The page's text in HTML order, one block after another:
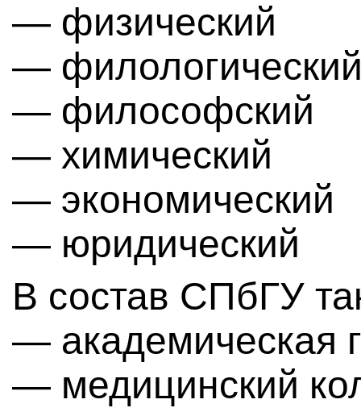
— физический
—
— философский
— химический
— экономический
— юридический
В состав СПбГУ
— академическая
— медицинский